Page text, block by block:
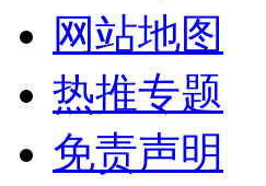
网站地图
热推专题
免责声明